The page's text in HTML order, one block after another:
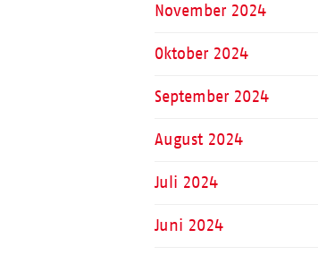
November 2024
Oktober 2024
September 2024
August 2024
Juli 2024
Juni 2024